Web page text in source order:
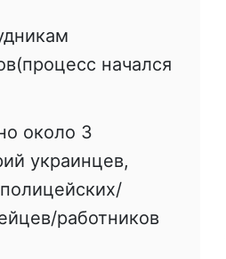
начался
около 3
украинцев,
работников